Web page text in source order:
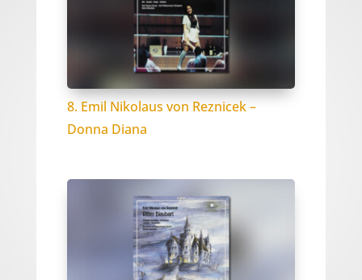
8. Emil Nikolaus von Reznicek –
Donna Diana